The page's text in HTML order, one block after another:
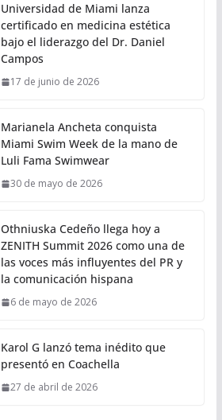
Universidad de Miami lanza
certificado en medicina estética
bajo el liderazgo del Dr. Daniel
Campos
17 de junio de 2026
Marianela Ancheta conquista
Miami Swim Week de la mano de
Luli Fama Swimwear
30 de mayo de 2026
Othniuska Cedeño llega hoy a
ZENITH Summit 2026 como una de
las voces más influyentes del PR y
la comunicación hispana
6 de mayo de 2026
Karol G lanzó tema inédito que
presentó en Coachella
27 de abril de 2026